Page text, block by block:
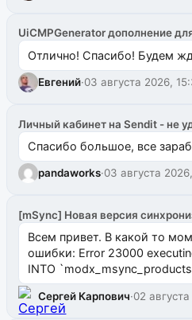
UiCMPGenerator дополнение
Отлично! Спасибо! Будем
Евгений·03 августа 2026,
Личный кабинет на Sendit - не
Спасибо большое, все
pandaworks·03 августа
[mSync] Новая версия
Всем привет. В какой то
ошибки: Error 23000
INTO
`uuid_1c`) VALUES ...
Сергей Карпович·02